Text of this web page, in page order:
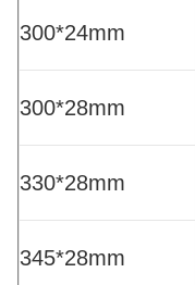
300*24mm
300*28mm
330*28mm
345*28mm